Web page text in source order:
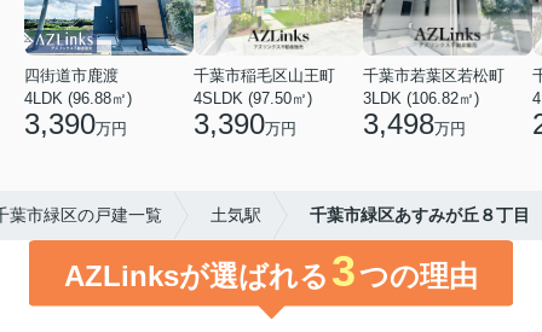
四街道市鹿渡
4LDK (96.88㎡)
3,390万円
千葉市稲毛区山王町
4SLDK (97.50㎡)
3,390万円
千葉市若葉区若松町
3LDK (106.82㎡)
3,498万円
葉市緑区の戸建一覧 土気駅 千葉市緑区あすみが丘８丁目
AZLinksが選ばれる 3つの理由